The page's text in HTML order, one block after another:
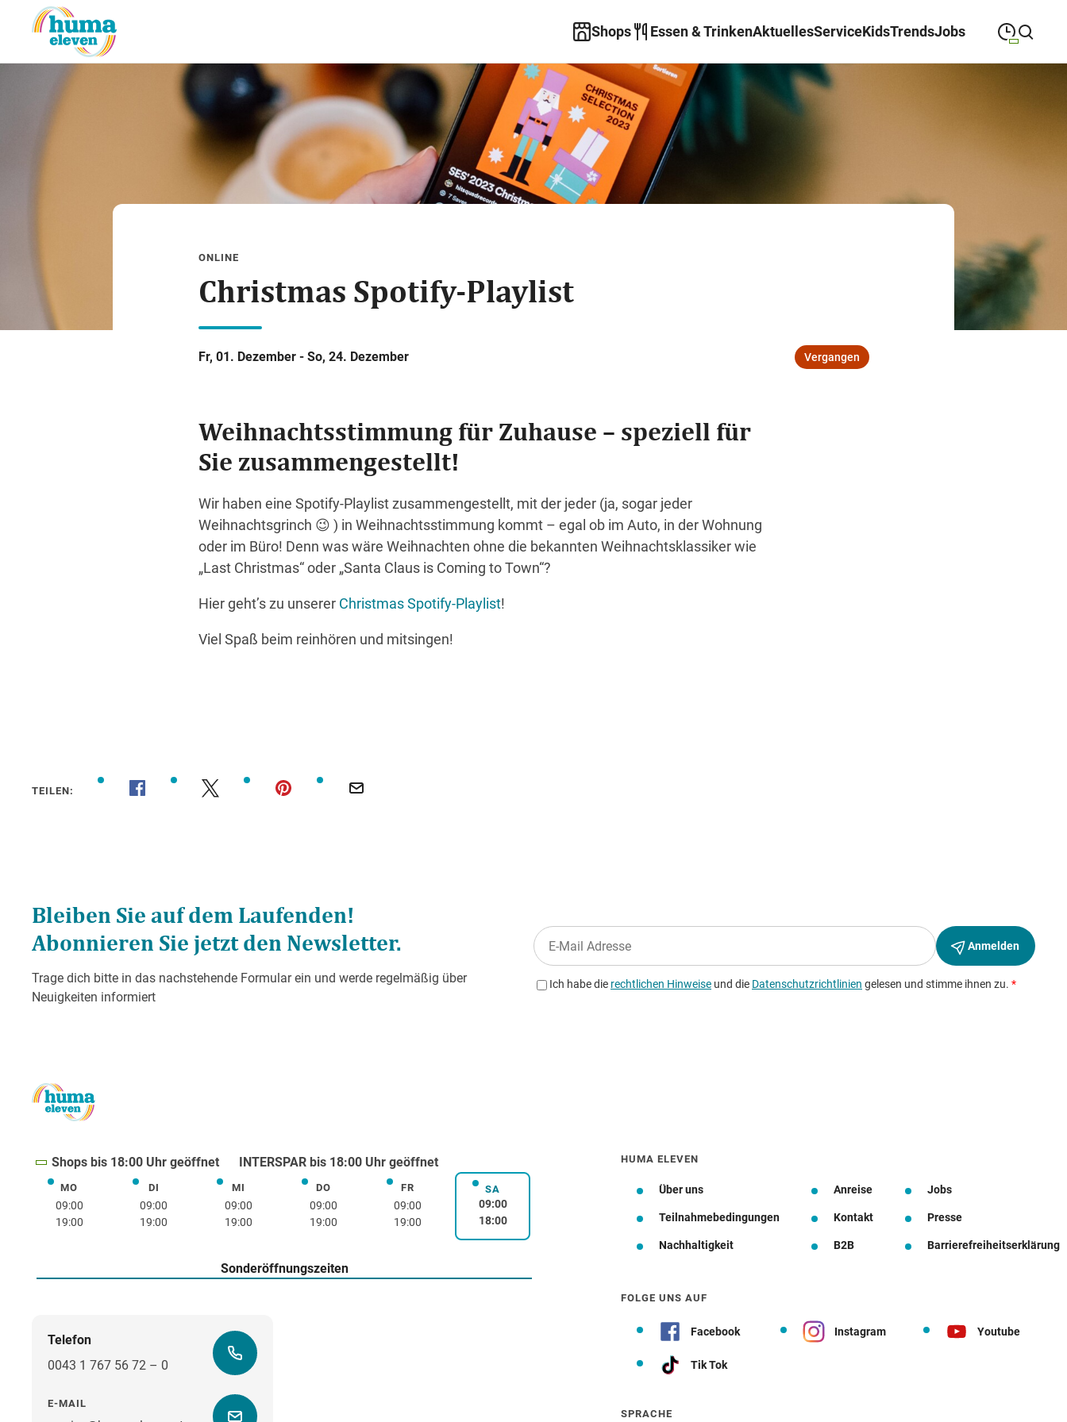
Shops Essen & TrinkenAktuellesServiceKidsTrendsJobs
Suche schließen
09:00 19:00
09:00 18:00
ONLINE
Christmas Spotify-Playlist
Fr, 01. Dezember - So, 24. Dezember Vergangen
Weihnachtsstimmung für Zuhause – speziell für
Sie zusammengestellt!
Wir haben eine Spotify-Playlist zusammengestellt, mit der jeder (ja, sogar jeder
Weihnachtsgrinch 😉 ) in Weihnachtsstimmung kommt – egal ob im Auto, in der Wohnung
oder im Büro! Denn was wäre Weihnachten ohne die bekannten Weihnachtsklassiker wie
„Last Christmas“ oder „Santa Claus is Coming to Town“?
Hier geht’s zu unserer Christmas Spotify-Playlist!
Viel Spaß beim reinhören und mitsingen!
TEILEN:
Shops bis 18:00 Uhr geöffnet INTERSPAR bis 18:00 Uhr geöffnet
MOMontag
09:00
19:00
DIDienstag
09:00
19:00
MIMittwoch
09:00
19:00
DODonnerstag
09:00
19:00
FRFreitag
09:00
19:00
SASamstag
09:00
18:00
Sonderöffnungszeiten
Telefon
0043 1 767 56 72 – 0
E-MAIL
HUMA ELEVEN
Über uns Anreise Jobs
Teilnahmebedingungen Kontakt Presse
Nachhaltigkeit B2B Barrierefreiheitserklärung
FOLGE UNS AUF
Facebook Instagram Youtube
Tik Tok
SPRACHE